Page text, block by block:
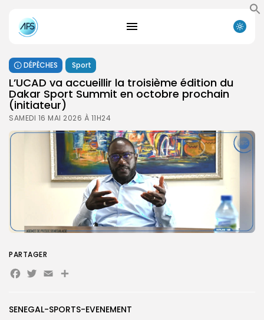
DÉPÊCHES Sport
L’UCAD va accueillir la troisième édition du
Dakar Sport Summit en octobre prochain
(initiateur)
SAMEDI 16 MAI 2026 À 11H24
SENEGAL-SPORTS-EVENEMENT
PARTAGER
Facebook
Twitter
EmailPartager